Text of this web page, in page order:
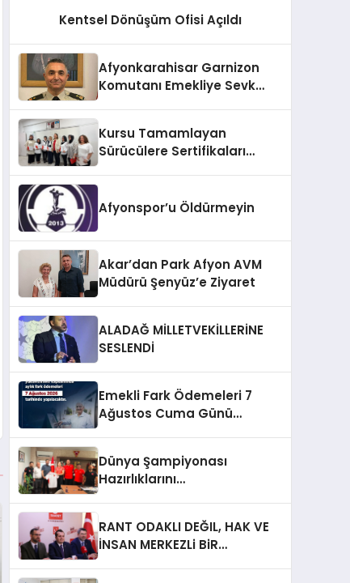
Kentsel Dönüşüm Ofisi Açıldı
Afyonkarahisar Garnizon
Komutanı Emekliye Sevk
Kursu Tamamlayan
Sürücülere Sertifikaları
Afyonspor’u Öldürmeyin
Akar’dan Park Afyon AVM
Müdürü Şenyüz’e Ziyaret
ALADAĞ MİLLETVEKİLLERİNE
SESLENDİ
Emekli Fark Ödemeleri 7
Ağustos Cuma Günü
Dünya Şampiyonası
Hazırlıklarını
RANT ODAKLI DEĞIL, HAK VE
İNSAN MERKEZLi BiR